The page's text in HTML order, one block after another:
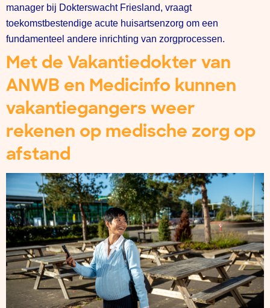
manager bij Dokterswacht Friesland, vraagt
toekomstbestendige acute huisartsenzorg om een
fundamenteel andere inrichting van zorgprocessen.
Met de Vakantiedokter van
ANWB en Medicinfo kunnen
vakantiegangers weer
rekenen op medische zorg op
afstand